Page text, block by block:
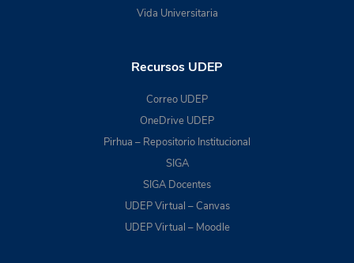
Vida Universitaria
Recursos UDEP
Correo UDEP
OneDrive UDEP
Pirhua – Repositorio Institucional
SIGA
SIGA Docentes
UDEP Virtual – Canvas
UDEP Virtual – Moodle